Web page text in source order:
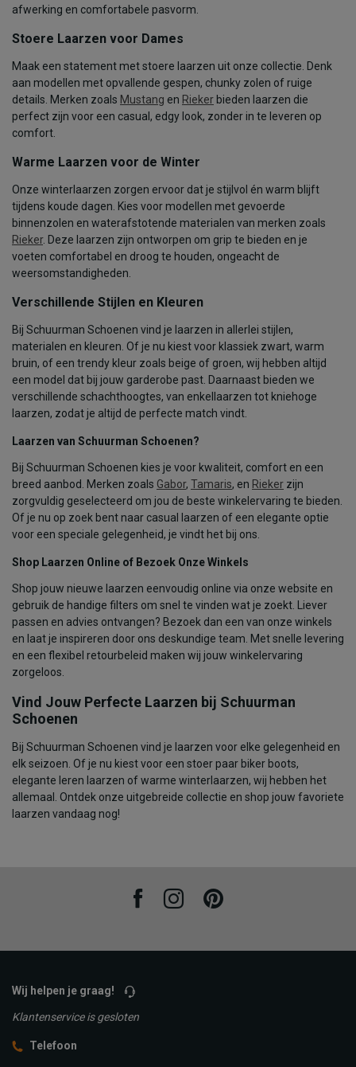
afwerking en comfortabele pasvorm.
Stoere Laarzen voor Dames
Maak een statement met stoere laarzen uit onze collectie. Denk
aan modellen met opvallende gespen, chunky zolen of ruige
details. Merken zoals Mustang en Rieker bieden laarzen die
perfect zijn voor een casual, edgy look, zonder in te leveren op
comfort.
Warme Laarzen voor de Winter
Onze winterlaarzen zorgen ervoor dat je stijlvol én warm blijft
tijdens koude dagen. Kies voor modellen met gevoerde
binnenzolen en waterafstotende materialen van merken zoals
Rieker. Deze laarzen zijn ontworpen om grip te bieden en je
voeten comfortabel en droog te houden, ongeacht de
weersomstandigheden.
Verschillende Stijlen en Kleuren
Bij Schuurman Schoenen vind je laarzen in allerlei stijlen,
materialen en kleuren. Of je nu kiest voor klassiek zwart, warm
bruin, of een trendy kleur zoals beige of groen, wij hebben altijd
een model dat bij jouw garderobe past. Daarnaast bieden we
verschillende schachthoogtes, van enkellaarzen tot kniehoge
laarzen, zodat je altijd de perfecte match vindt.
Laarzen van Schuurman Schoenen?
Bij Schuurman Schoenen kies je voor kwaliteit, comfort en een
breed aanbod. Merken zoals Gabor, Tamaris, en Rieker zijn
zorgvuldig geselecteerd om jou de beste winkelervaring te bieden.
Of je nu op zoek bent naar casual laarzen of een elegante optie
voor een speciale gelegenheid, je vindt het bij ons.
Shop Laarzen Online of Bezoek Onze Winkels
Shop jouw nieuwe laarzen eenvoudig online via onze website en
gebruik de handige filters om snel te vinden wat je zoekt. Liever
passen en advies ontvangen? Bezoek dan een van onze winkels
en laat je inspireren door ons deskundige team. Met snelle levering
en een flexibel retourbeleid maken wij jouw winkelervaring
zorgeloos.
Vind Jouw Perfecte Laarzen bij Schuurman
Schoenen
Bij Schuurman Schoenen vind je laarzen voor elke gelegenheid en
elk seizoen. Of je nu kiest voor een stoer paar biker boots,
elegante leren laarzen of warme winterlaarzen, wij hebben het
allemaal. Ontdek onze uitgebreide collectie en shop jouw favoriete
laarzen vandaag nog!
FacebookInstagramPinterest
Wij helpen je graag!
Klantenservice is gesloten
Telefoon